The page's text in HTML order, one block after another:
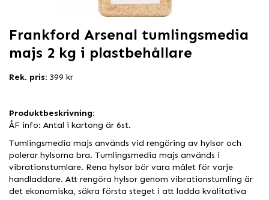
Frankford Arsenal tumlingsmedia
majs 2 kg i plastbehållare
Rek. pris: 399 kr
Produktbeskrivning:
ÅF info: Antal i kartong är 6st.
Tumlingsmedia majs används vid rengöring av hylsor och
polerar hylsorna bra. Tumlingsmedia majs används i
vibrationstumlare. Rena hylsor bör vara målet för varje
handladdare. Att rengöra hylsor genom vibrationstumling är
det ekonomiska, säkra första steget i att ladda kvalitativa